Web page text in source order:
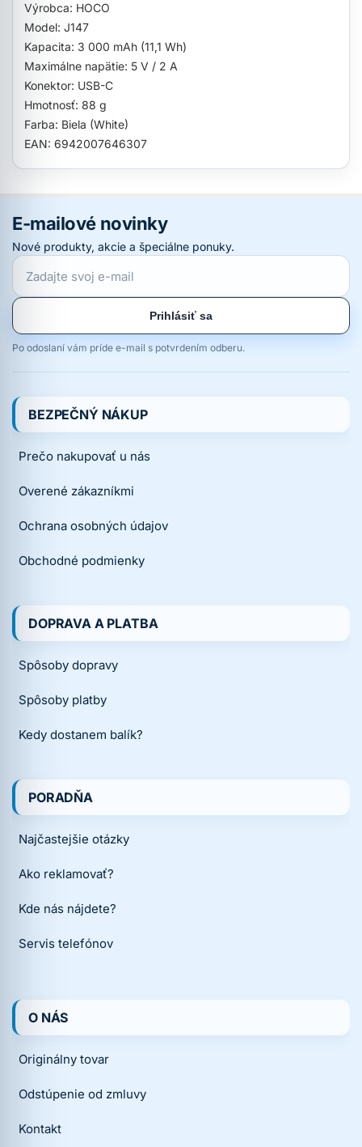
Výrobca: HOCO
Model: J147
Kapacita: 3 000 mAh (11,1 Wh)
Maximálne napätie: 5 V / 2 A
Konektor: USB-C
Hmotnosť: 88 g
Farba: Biela (White)
EAN: 6942007646307
E-mailové novinky
Nové produkty, akcie a špeciálne ponuky.
Prihlásiť sa
Po odoslaní vám príde e-mail s potvrdením odberu.
BEZPEČNÝ NÁKUP
Prečo nakupovať u nás
Overené zákazníkmi
Ochrana osobných údajov
Obchodné podmienky
DOPRAVA A PLATBA
Spôsoby dopravy
Spôsoby platby
Kedy dostanem balík?
PORADŇA
Najčastejšie otázky
Ako reklamovať?
Kde nás nájdete?
Servis telefónov
O NÁS
Originálny tovar
Odstúpenie od zmluvy
Kontakt